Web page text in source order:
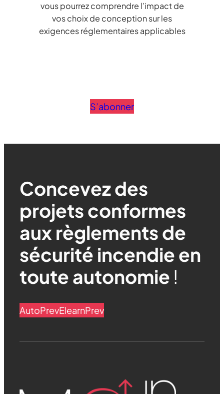
vous pourrez comprendre l’impact de
vos choix de conception sur les
exigences réglementaires applicables
S’abonner
Concevez des
projets conformes
aux règlements de
sécurité incendie en
toute autonomie !
AutoPrevElearnPrev